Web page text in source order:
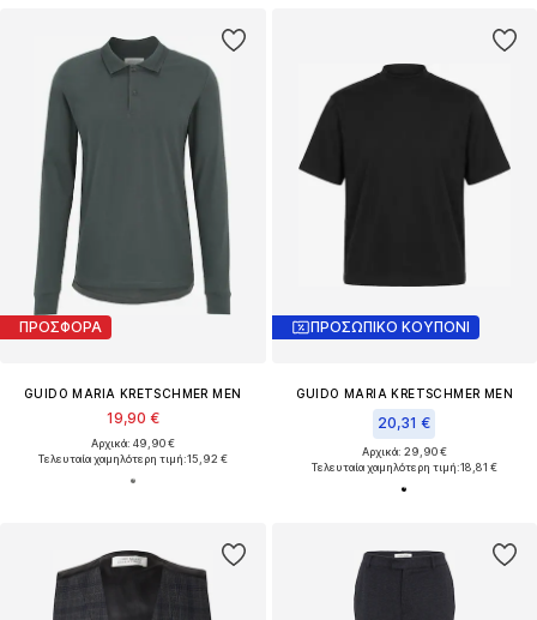
ΠΡΟΣΦΟΡΑ
GUIDO MARIA KRETSCHMER MEN
19,90 €
Αρχικά: 49,90 €
Τελευταία χαμηλότερη τιμή:15,92 €
ΠΡΟΣΩΠΙΚΟ ΚΟΥΠΟΝΙ
GUIDO MARIA KRETSCHMER MEN
20,31 €
Αρχικά: 29,90 €
Τελευταία χαμηλότερη τιμή:18,81 €